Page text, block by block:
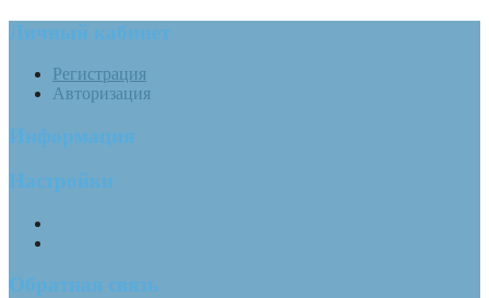
Личный кабинет
Регистрация
Авторизация
Информация
Настройки
Обратная связь